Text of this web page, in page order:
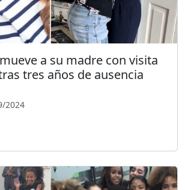
a su madre con visita
tres años de ausencia
2024